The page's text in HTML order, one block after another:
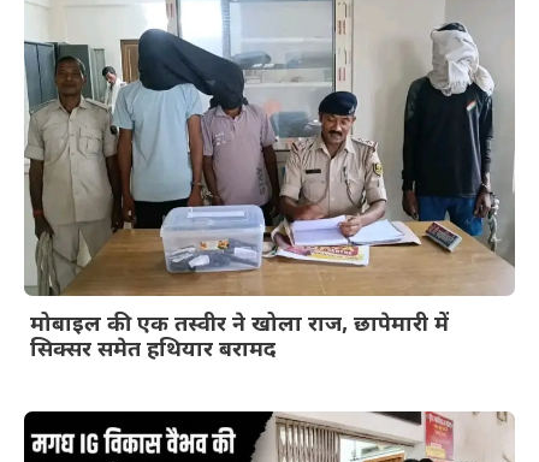
मोबाइल की एक तस्वीर ने खोला राज, छापेमारी में
सिक्सर समेत हथियार बरामद